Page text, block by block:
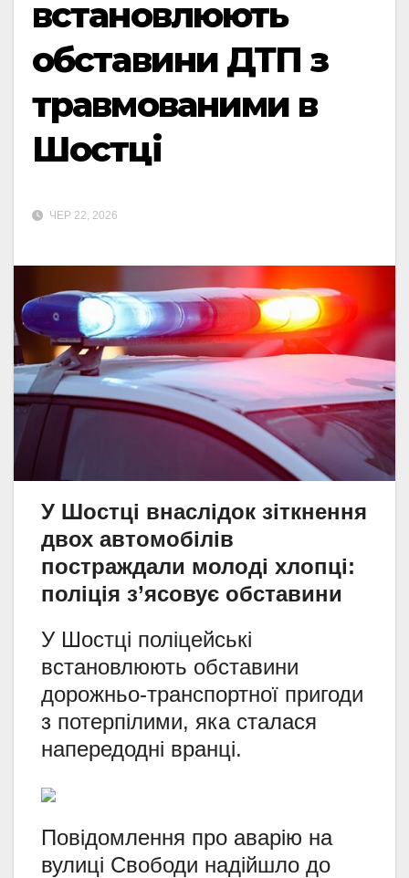
встановлюють
обставини ДТП з
травмованими в
Шостці
ЧЕР 22, 2026
У Шостці внаслідок зіткнення
двох автомобілів
постраждали молоді хлопці:
поліція з’ясовує обставини
У Шостці поліцейські
встановлюють обставини
дорожньо-транспортної пригоди
з потерпілими, яка сталася
напередодні вранці.
Повідомлення про аварію на
вулиці Свободи надійшло до